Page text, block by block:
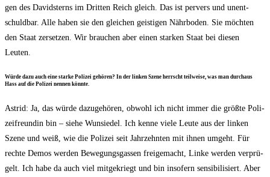
gen des David­sterns im Drit­ten Reich gleich. Das ist per­vers und unent­
schuld­bar. Alle haben sie den glei­chen geis­ti­gen Nähr­bo­den. Sie möch­ten
den Staat zer­set­zen. Wir brau­chen aber einen star­ken Staat bei die­sen
Leuten.
Wür­de dazu auch eine star­ke Poli­zei gehö­ren? In der lin­ken Sze­ne herrscht teil­wei­se, was man durch­aus
Hass auf die Poli­zei nen­nen könnte.
Astrid: Ja, das wür­de dazu­ge­hö­ren, obwohl ich nicht immer die größ­te Poli­
zei­freun­din bin – sie­he Wun­sie­del. Ich ken­ne vie­le Leu­te aus der lin­ken
Sze­ne und weiß, wie die Poli­zei seit Jahr­zehn­ten mit ihnen umgeht. Für
rech­te Demos wer­den Bewe­gungs­gas­sen frei­ge­macht, Lin­ke wer­den ver­prü­
gelt. Ich habe da auch viel mit­ge­kriegt und bin inso­fern sen­si­bi­li­siert. Aber